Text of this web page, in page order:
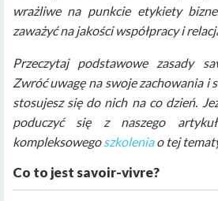
wrażliwe na punkcie etykiety
zaważyć na jakości współpracy i
Przeczytaj podstawowe zasady
Zwróć uwagę na swoje zachowania i
stosujesz się do nich na co dzień.
poduczyć się z naszego
kompleksowegoszkoleniao tej
Co to jest savoir-vivre?